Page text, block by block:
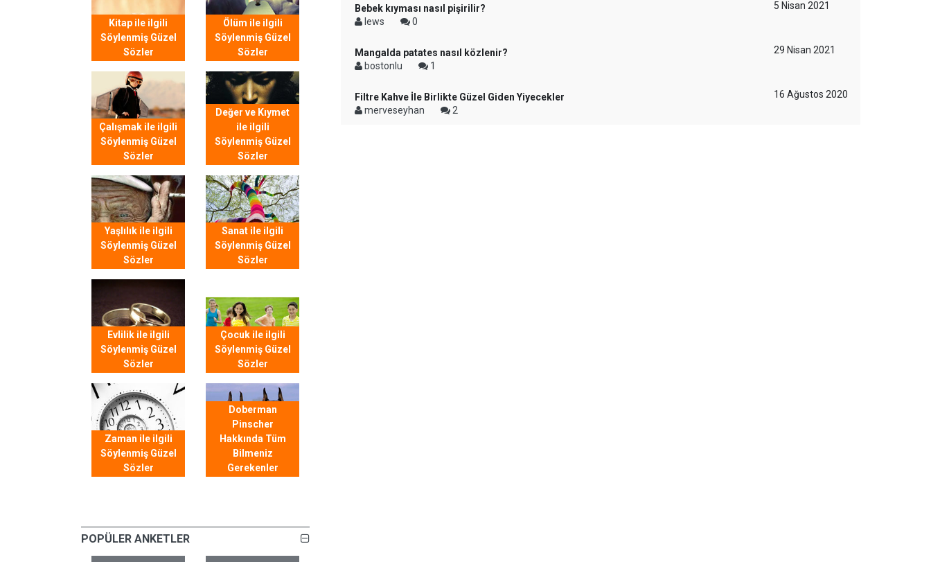
Kitap ile ilgili
Söylenmiş Güzel
Sözler
Ölüm ile ilgili
Söylenmiş Güzel
Sözler
Çalışmak ile ilgili
Söylenmiş Güzel
Sözler
Değer ve Kıymet
ile ilgili
Söylenmiş Güzel
Sözler
Yaşlılık ile ilgili
Söylenmiş Güzel
Sözler
Sanat ile ilgili
Söylenmiş Güzel
Sözler
Evlilik ile ilgili
Söylenmiş Güzel
Sözler
Çocuk ile ilgili
Söylenmiş Güzel
Sözler
Zaman ile ilgili
Söylenmiş Güzel
Sözler
Doberman
Pinscher
Hakkında Tüm
Bilmeniz
Gerekenler
POPÜLER ANKETLER
Bebek kıyması nasıl pişirilir?
lews
0
5 Nisan 2021
Mangalda patates nasıl közlenir?
bostonlu
1
29 Nisan 2021
Filtre Kahve İle Birlikte Güzel Giden Yiyecekler
merveseyhan
2
16 Ağustos 2020